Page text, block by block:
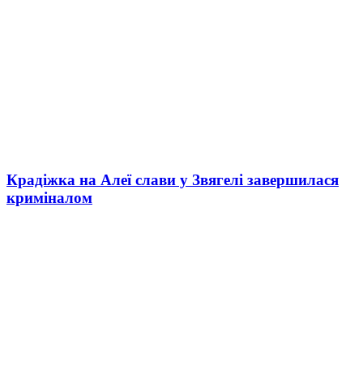
Крадіжка на Алеї слави у Звягелі завершилася
криміналом